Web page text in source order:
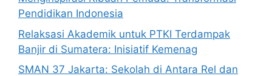
Pendidikan Indonesia
Relaksasi Akademik untuk PTKI Terdampak
Banjir di Sumatera: Inisiatif Kemenag
SMAN 37 Jakarta: Sekolah di Antara Rel dan